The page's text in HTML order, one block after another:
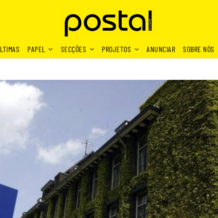
PAPEL SECÇÕES PROJETOS ANUNCIAR SOBRE NÓS